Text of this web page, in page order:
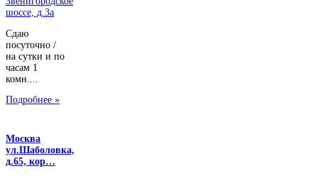
Сдаю
посуточно /
на сутки и по
часам 1
комн....
Подробнее »
Москва
ул.Шаболовка,
д.65, кор…